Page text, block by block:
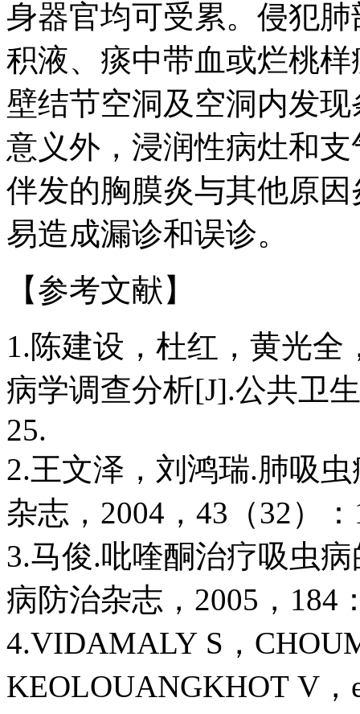
身器官均可受累。侵犯
积液、痰中带血或烂桃
壁结节空洞及空洞内发
意义外，浸润性病灶和
伴发的胸膜炎与其他原
易造成漏诊和误诊。
【参考文献】
1.陈建设，杜红，黄光
病学调查分析[J].公共卫
25.
2.王文泽，刘鸿瑞.肺吸
杂志，2004，43（32）
3.马俊.吡喹酮治疗吸虫
病防治杂志，2005，184
4.VIDAMALY S，
KEOLOUANGKHOT V，